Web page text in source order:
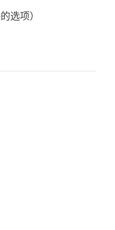
选项）